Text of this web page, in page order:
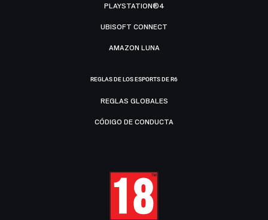
PLAYSTATION®4
UBISOFT CONNECT
AMAZON LUNA
REGLAS DE LOS ESPORTS DE R6
REGLAS GLOBALES
CÓDIGO DE CONDUCTA